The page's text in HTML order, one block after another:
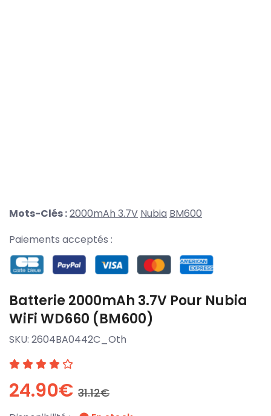
Mots-Clés :2000mAh 3.7V Nubia BM600
Paiements acceptés :
Batterie 2000mAh 3.7V Pour Nubia
WiFi WD660 (BM600)
SKU: 2604BA0442C_Oth
24.90€ 31.12€